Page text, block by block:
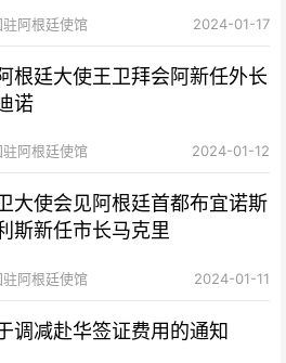
驻阿根廷使馆 2024-01-17
根廷大使王卫拜会阿新任外长
诺
驻阿根廷使馆 2024-01-12
大使会见阿根廷首都布宜诺斯
斯新任市长马克里
驻阿根廷使馆 2024-01-11
调减赴华签证费用的通知